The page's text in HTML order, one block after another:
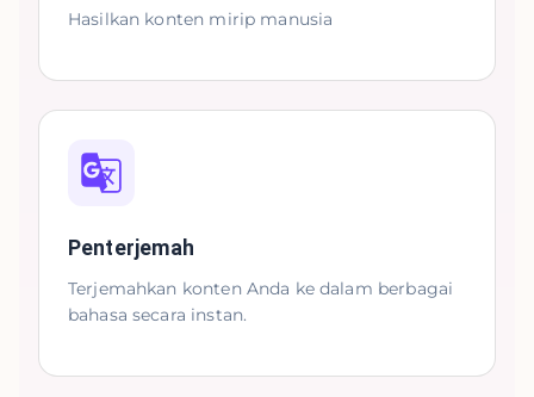
Hasilkan konten mirip manusia
Penterjemah
Terjemahkan konten Anda ke dalam berbagai
bahasa secara instan.